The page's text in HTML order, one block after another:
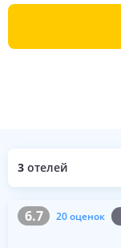
3 отелей
6.7 20 оценок
6.7 20 оценок